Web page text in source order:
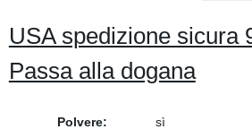
USA spedizione sicura
Passa alla dogana
Polvere:
sì